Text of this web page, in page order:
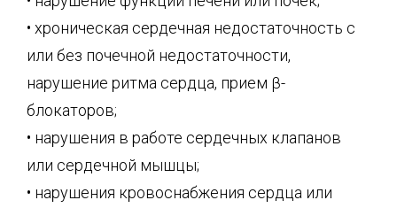
• хроническая сердечная недостаточность с
или без почечной недостаточности,
нарушение ритма сердца, прием β-
блокаторов;
• нарушения в работе сердечных клапанов
или сердечной мышцы;
• нарушения кровоснабжения сердца или